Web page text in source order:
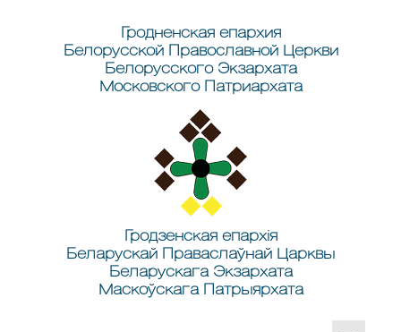
Гродненская епархия
Белорусской Православной Церкви
Белорусского Экзархата
Московского Патриархата
Гродзенская епархія
Беларускай Праваслаўнай Царквы
Беларускага Экзархата
Маскоўскага Патрыярхата